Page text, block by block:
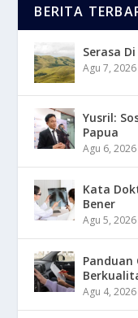
BERITA
Serasa
Agu 7, 2026
Yusril:
Papua
Agu 6, 2026
Kata
Bener
Agu 5, 2026
Panduan
Agu 4, 2026